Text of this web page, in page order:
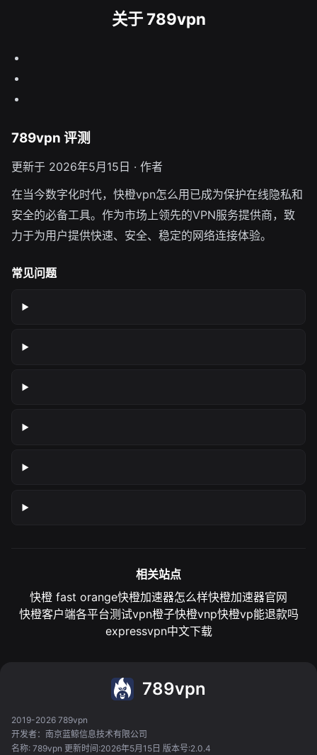
关于 789vpn
789vpn 评测
更新于 2026年5月15日 · 作者
在当今数字化时代，快橙vpn怎么用已成为保护在线隐私和
安全的必备工具。作为市场上领先的VPN服务提供商，致
力于为用户提供快速、安全、稳定的网络连接体验。
常见问题
相关站点
快橙 fast orange快橙加速器怎么样快橙加速器官网
快橙客户端各平台测试vpn橙子快橙vnp快橙vp能退款吗
expressvpn中文下载
789vpn
2019-2026 789vpn
开发者：南京蓝鲸信息技术有限公司
名称: 789vpn 更新时间:2026年5月15日 版本号:2.0.4